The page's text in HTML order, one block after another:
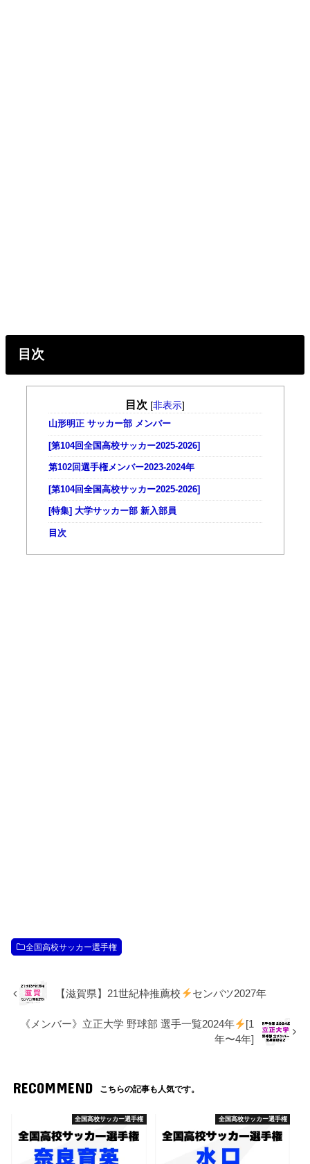
目次
目次 [非表示]
山形明正 サッカー部 メンバー
[第104回全国高校サッカー2025-2026]
第102回選手権メンバー2023-2024年
[第104回全国高校サッカー2025-2026]
[特集] 大学サッカー部 新入部員
目次
全国高校サッカー選手権
【滋賀県】21世紀枠推薦校 センバツ2027年
《メンバー》立正大学 野球部 選手一覧2024年
[1
年〜4年]
RECOMMEND こちらの記事も人気です。
全国高校サッカー選手権 全国高校サッカー選手権